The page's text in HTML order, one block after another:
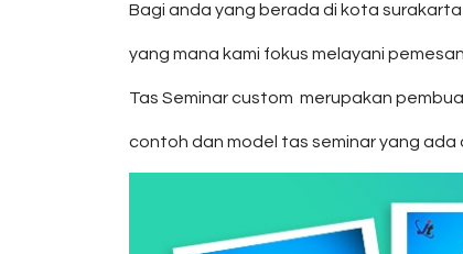
Bagi anda yang berada di kota
yang mana kami fokus melayani
Tas Seminar custom merupakan
contoh dan model tas seminar yang